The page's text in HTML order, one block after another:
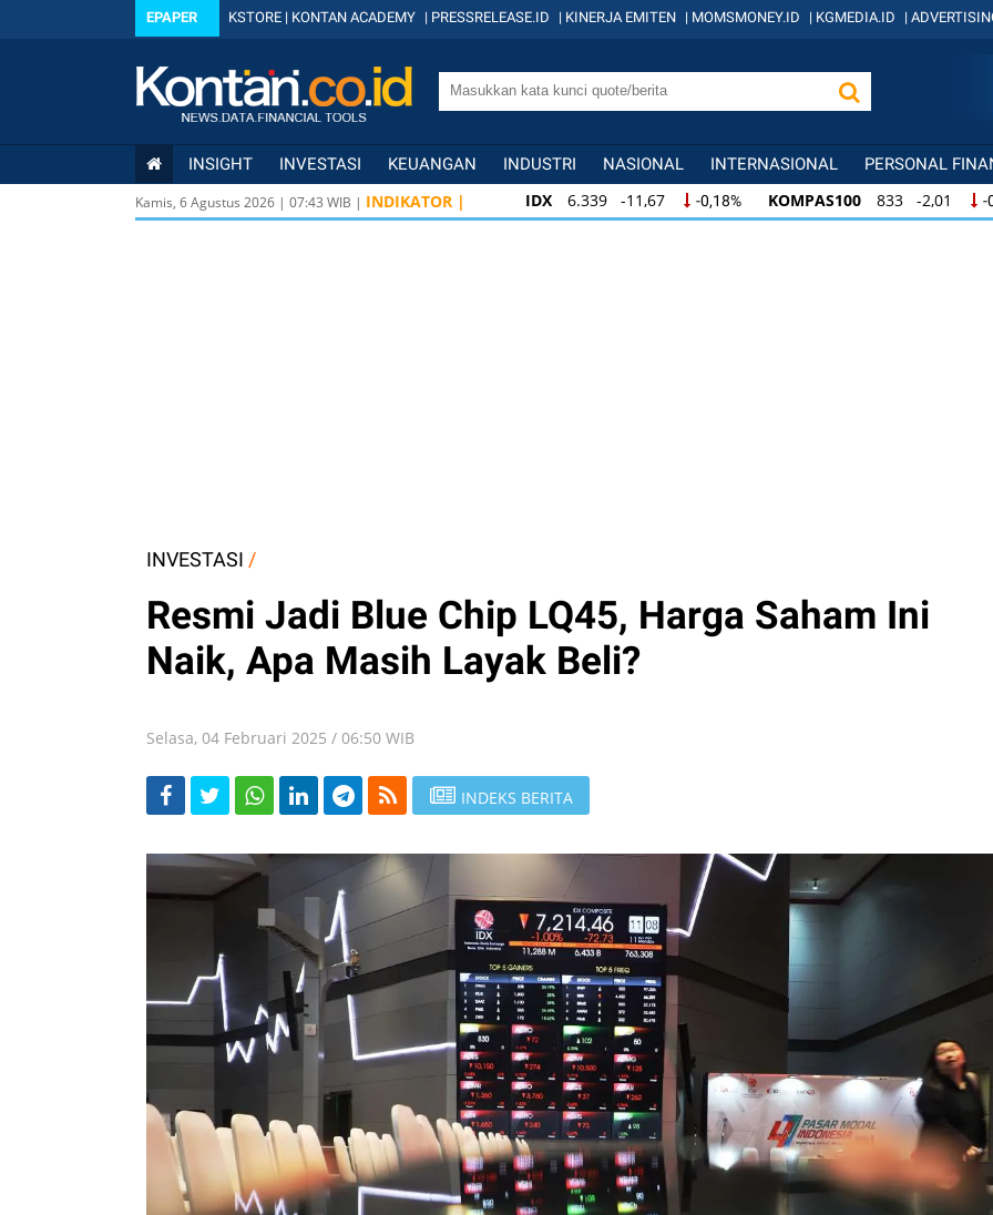
EPAPER KSTORE | KONTAN ACADEMY | PRESSRELEASE.ID | KINERJA EMITEN | MOMSMONEY.ID | KGMEDIA.ID |
INSIGHT INVESTASI KEUANGAN INDUSTRI NASIONAL INTERNASIONAL PERSONAL
Kamis, 6 Agustus 2026 | 07:43 WIB | INDIKATOR | IDX 6.339 -11,67 -0,18% KOMPAS100 833 -2,01 -
IDX 6.339 -11,67 -0,18% KOMPAS100 833 -2,01 -
INVESTASI /
Resmi Jadi Blue Chip LQ45, Harga Saham Ini
Naik, Apa Masih Layak Beli?
Selasa, 04 Februari 2025 / 06:50 WIB
INDEKS BERITA